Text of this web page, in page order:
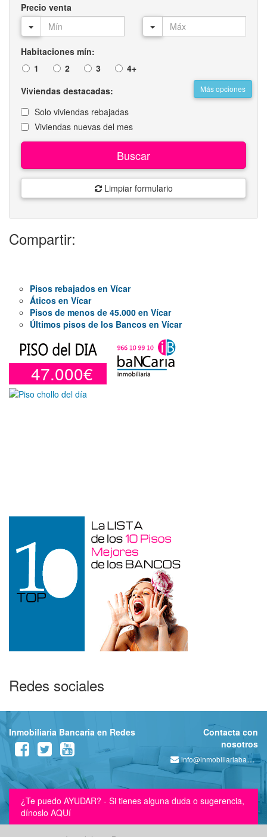
Precio venta
Habitaciones mín:
1
2 3 4+
Más opciones
Viviendas destacadas:
Solo viviendas rebajadas
Viviendas nuevas del mes
Buscar
Limpiar formulario
Compartir:
Pisos rebajados en Vícar
Áticos en Vícar
Pisos de menos de 45.000 en Vícar
Últimos pisos de los Bancos en Vícar
47.000€
Redes sociales
Inmobiliaria Bancaria en Redes
Contacta con
nosotros
info@inmobiliariabancaria.com
¿Te puedo AYUDAR? - Si tienes alguna duda o sugerencia,
dínoslo AQUí